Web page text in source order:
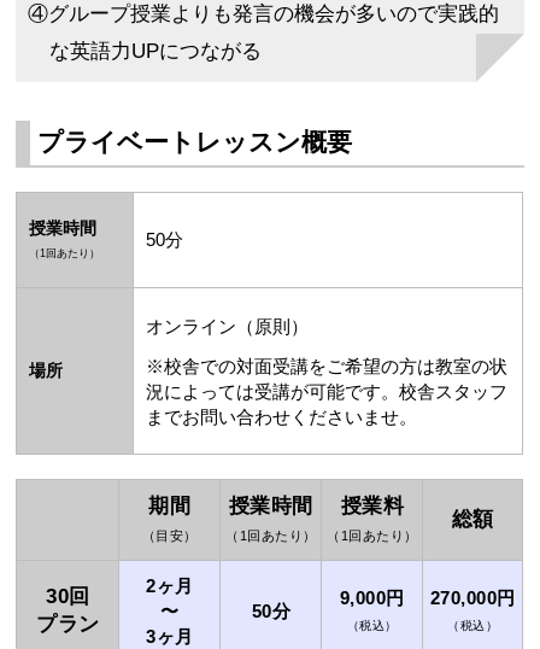
④グループ授業よりも発言の機会が多いので実践的
な英語力UPにつながる
プライベートレッスン概要
授業時間
（1回あたり）
50分
場所
オンライン（原則）
※校舎での対面受講をご希望の方は教室の状
況によっては受講が可能です。校舎スタッフ
までお問い合わせくださいませ。
期間
（目安）
授業時間
（1回あたり）
授業料
（1回あたり）
総額
30回
プラン
2ヶ月
〜
3ヶ月
50分
9,000円
（税込）
270,000円
（税込）